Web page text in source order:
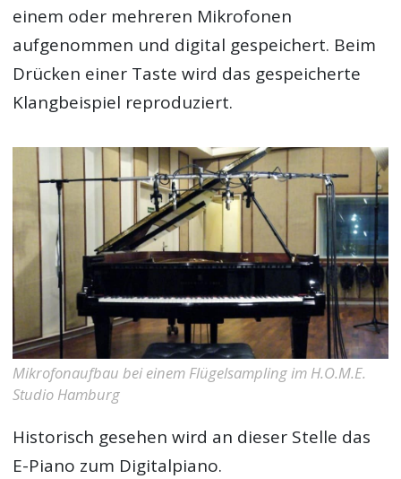
einem oder mehreren Mikrofonen
aufgenommen und digital gespeichert. Beim
Drücken einer Taste wird das gespeicherte
Klangbeispiel reproduziert.
Mikrofonaufbau bei einem Flügelsampling im H.O.M.E.
Studio Hamburg
Historisch gesehen wird an dieser Stelle das
E-Piano zum Digitalpiano.